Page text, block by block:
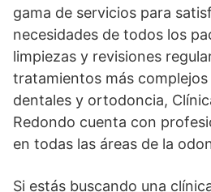
gama de servicios para
necesidades de todos los
limpiezas y revisiones
tratamientos más
dentales y ortodoncia,
Redondo cuenta con
en todas las áreas de la
Si estás buscando una